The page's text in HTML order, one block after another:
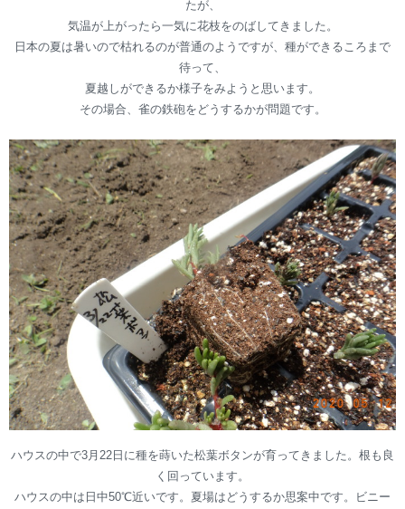
たが、
気温が上がったら一気に花枝をのばしてきました。
日本の夏は暑いので枯れるのが普通のようですが、種ができるころまで
待って、
夏越しができるか様子をみようと思います。
その場合、雀の鉄砲をどうするかが問題です。
ハウスの中で3月22日に種を蒔いた松葉ボタンが育ってきました。根も良
く回っています。
ハウスの中は日中50℃近いです。夏場はどうするか思案中です。ビニー